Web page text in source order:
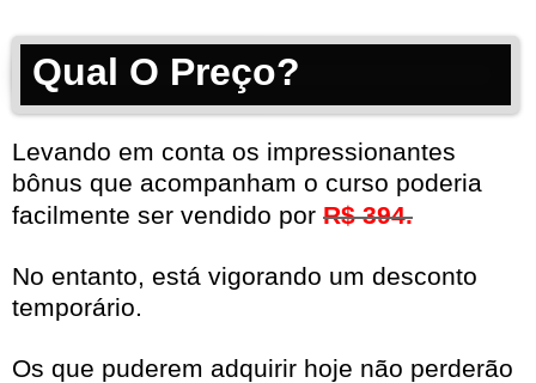
Qual O Preço?
Levando em conta os impressionantes
bônus que acompanham o curso poderia
facilmente ser vendido por R$ 394.
No entanto, está vigorando um desconto
temporário.
Os que puderem adquirir hoje não perderão